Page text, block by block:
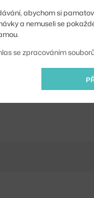
abychom si
a nemuseli se
se zpracováním